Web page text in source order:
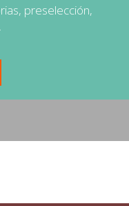
preselección,